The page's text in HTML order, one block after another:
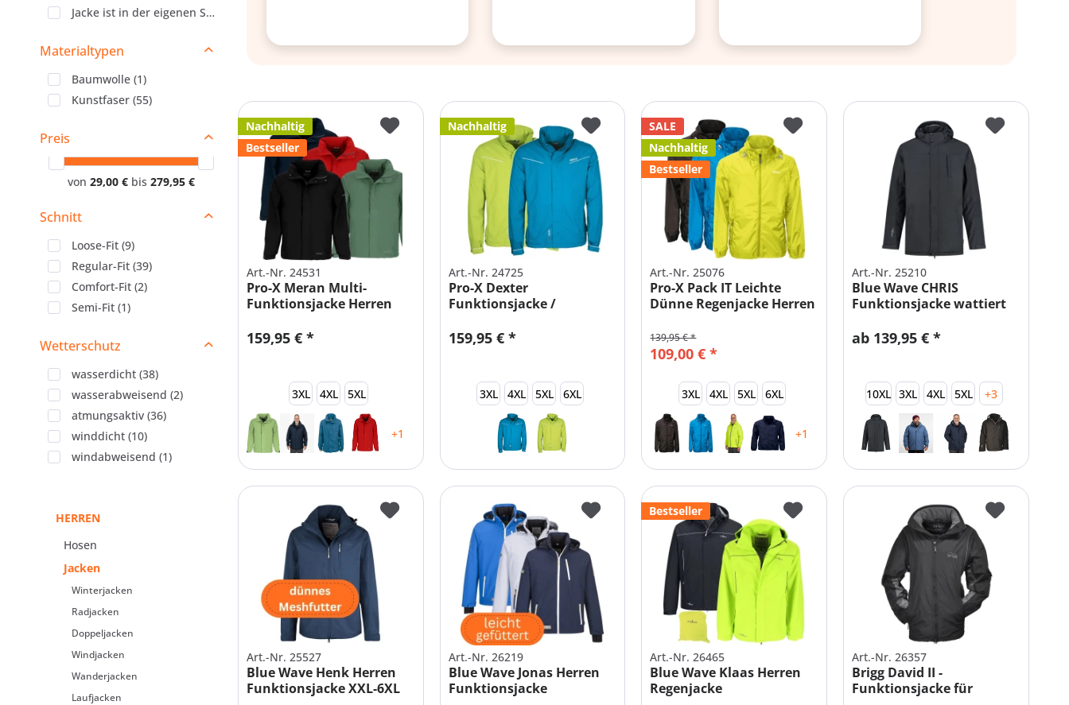
Jacke ist in der eigenen Seitentasche verpackbar
Materialtypen
Baumwolle (1)
Kunstfaser (55)
Preis
von 29,00 € bis 279,95 €
Schnitt
Loose-Fit (9)
Regular-Fit (39)
Comfort-Fit (2)
Semi-Fit (1)
Wetterschutz
wasserdicht (38)
wasserabweisend (2)
atmungsaktiv (36)
winddicht (10)
windabweisend (1)
HERREN
Hosen
Jacken
Winterjacken
Radjacken
Doppeljacken
Windjacken
Wanderjacken
Laufjacken
Nachhaltig
Bestseller
Art.-Nr. 24531
Pro-X Meran Multi-
Funktionsjacke Herren
159,95 € *
3XL 4XL 5XL
+1
Nachhaltig
Art.-Nr. 24725
Pro-X Dexter
Funktionsjacke /
159,95 € *
3XL 4XL 5XL 6XL
SALE
Nachhaltig
Bestseller
Art.-Nr. 25076
Pro-X Pack IT Leichte
Dünne Regenjacke Herren
109,00 € *
139,95 € *
3XL 4XL 5XL 6XL
+1
Art.-Nr. 25210
Blue Wave CHRIS
Funktionsjacke wattiert
ab 139,95 € *
10XL 3XL 4XL 5XL +3
Art.-Nr. 25527
Blue Wave Henk Herren
Funktionsjacke XXL-6XL
Art.-Nr. 26219
Blue Wave Jonas Herren
Funktionsjacke
Bestseller
Art.-Nr. 26465
Blue Wave Klaas Herren
Regenjacke
Art.-Nr. 26357
Brigg David II -
Funktionsjacke für